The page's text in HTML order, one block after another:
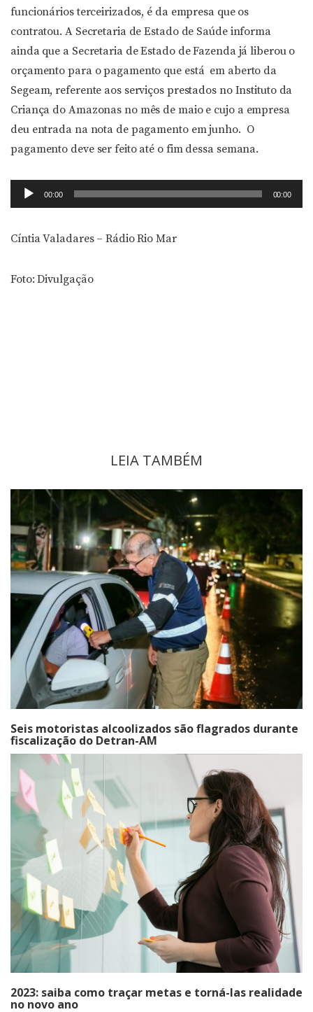
funcionários terceirizados, é da empresa que os
contratou. A Secretaria de Estado de Saúde informa
ainda que a Secretaria de Estado de Fazenda já liberou o
orçamento para o pagamento que está em aberto da
Segeam, referente aos serviços prestados no Instituto da
Criança do Amazonas no mês de maio e cujo a empresa
deu entrada na nota de pagamento em junho. O
pagamento deve ser feito até o fim dessa semana.
Tocador
de
00:00 00:00
Cíntia Valadares – Rádio Rio Mar
Foto: Divulgação
LEIA TAMBÉM
Seis motoristas alcoolizados são flagrados durante
fiscalização do Detran-AM
2023: saiba como traçar metas e torná-las realidade
no novo ano